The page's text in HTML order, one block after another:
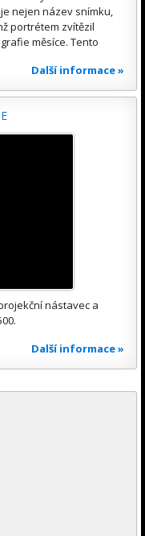
nejen název snímku,
portrétem zvítězil
měsíce. Tento
Další informace »
nástavec a
Další informace »